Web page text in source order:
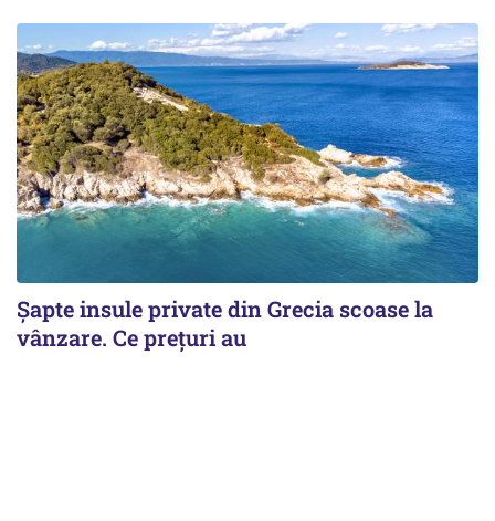
Șapte insule private din Grecia scoase la
vânzare. Ce prețuri au